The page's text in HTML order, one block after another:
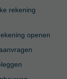
rekening
openen